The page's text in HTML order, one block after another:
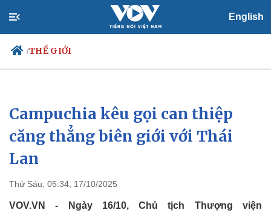
English
/THẾ GIỚI
Chính trị
Đảng
Tổ chức nhân sự
Quốc hội
Xã hội
Tin 24h
Dự báo thời tiết
Campuchia kêu gọi can thiệp
căng thẳng biên giới với Thái
Lan
Thứ Sáu, 05:34, 17/10/2025
VOV.VN - Ngày 16/10, Chủ tịch Thượng viện